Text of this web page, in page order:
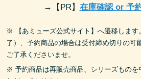
→ 【PR】 在庫確認 or 予
※ 【あミューズ公式サイト】へ遷移します
了）、予約商品の場合は受付締め切りの可
ご了承くださいませ。
※ 予約商品は再販売商品、シリーズものを